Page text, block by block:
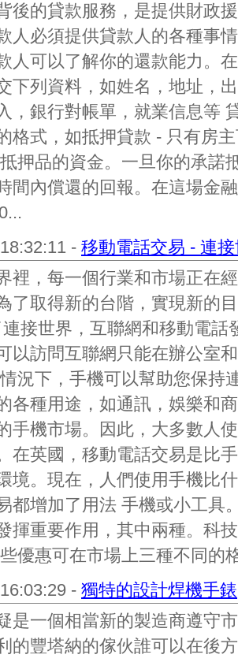
後的貸款服務，是提供財政
人必須提供貸款人的各種事
人可以了解你的還款能力。
下列資料，如姓名，地址，
，銀行對帳單，就業信息等
格式，如抵押貸款 - 只有房
押品的資金。一旦你的承諾
間內償還的回報。在這場金
- 移動電話交易 - 連
裡，每一個行業和市場正在
了取得新的台階，實現新的
接世界，互聯網和移動電話
以訪問互聯網只能在辦公室
況下，手機可以幫助您保持
各種用途，如通訊，娛樂和
手機市場。因此，大多數人
在英國，移動電話交易是比
境。現在，人們使用手機比
都增加了用法 手機或小工具
揮重要作用，其中兩種。科
優惠可在市場上三種不同的
- 獨特的設計焊機手錶
是一個相當新的製造商遵守
的豐塔納的傢伙誰可以在後